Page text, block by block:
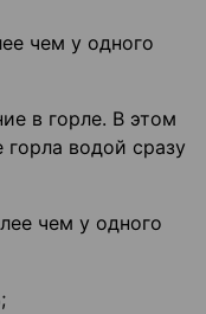
чем у одного
в горле. В этом
горла водой сразу
чем у одного